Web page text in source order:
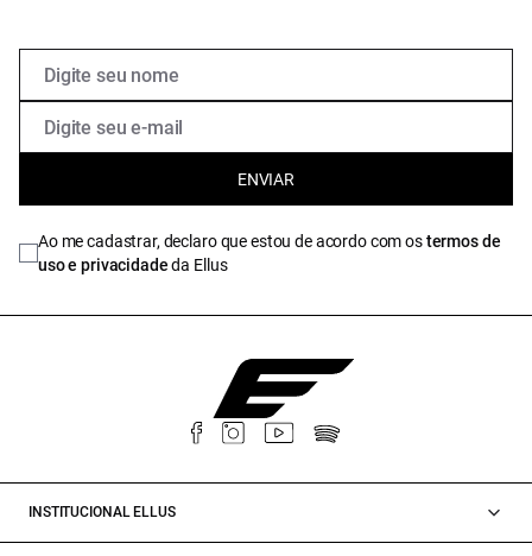
ENVIAR
Ao me cadastrar, declaro que estou de acordo com ostermos de
uso e privacidadeda Ellus
INSTITUCIONAL ELLUS